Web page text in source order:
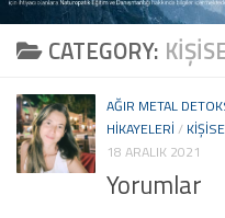
CATEGORY:
AĞIR METAL
HIKAYELERI /
18 ARALIK 2021
Yorumlar